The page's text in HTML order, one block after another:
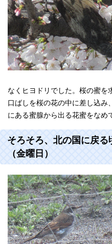
なくヒヨドリでした。桜の蜜を
口ばしを桜の花の中に差し込み
にある蜜腺から出る花蜜をなめ
そろそろ、北の国に戻
（金曜日）